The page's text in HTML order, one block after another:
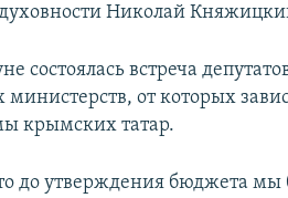
Николай
состоялась встреча
министерств, от которых
крымских татар.
до утверждения бюджета мы